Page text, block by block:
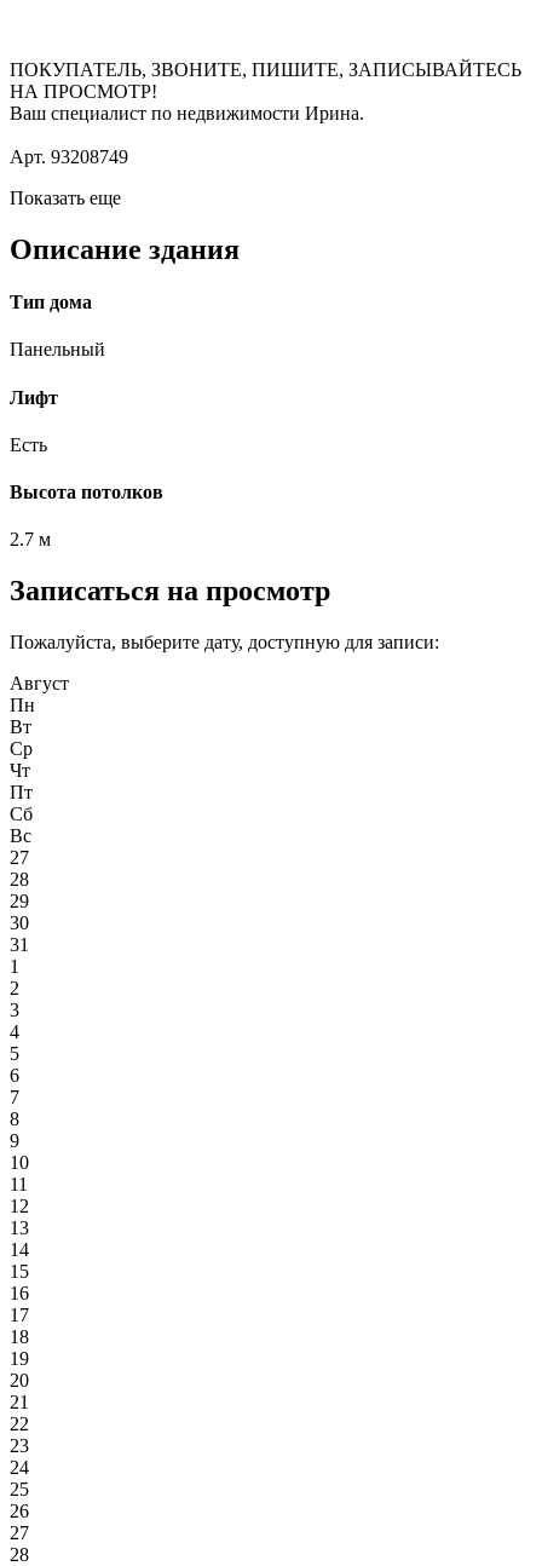
ПОКУПАТЕЛЬ, ЗВОНИТЕ, ПИШИТЕ, ЗАПИСЫВАЙТЕСЬ
НА ПРОСМОТР!
Ваш специалист по недвижимости Ирина.
Арт. 93208749
Показать еще
Описание здания
Тип дома
Панельный
Лифт
Есть
Высота потолков
2.7 м
Записаться на просмотр
Пожалуйста, выберите дату, доступную для записи:
Август
Пн
Вт
Ср
Чт
Пт
Сб
Вс
27
28
29
30
31
1
2
3
4
5
6
7
8
9
10
11
12
13
14
15
16
17
18
19
20
21
22
23
24
25
26
27
28